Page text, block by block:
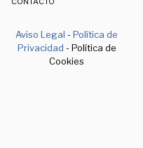
Aviso Legal -Política de
Privacidad - Política de
Cookies